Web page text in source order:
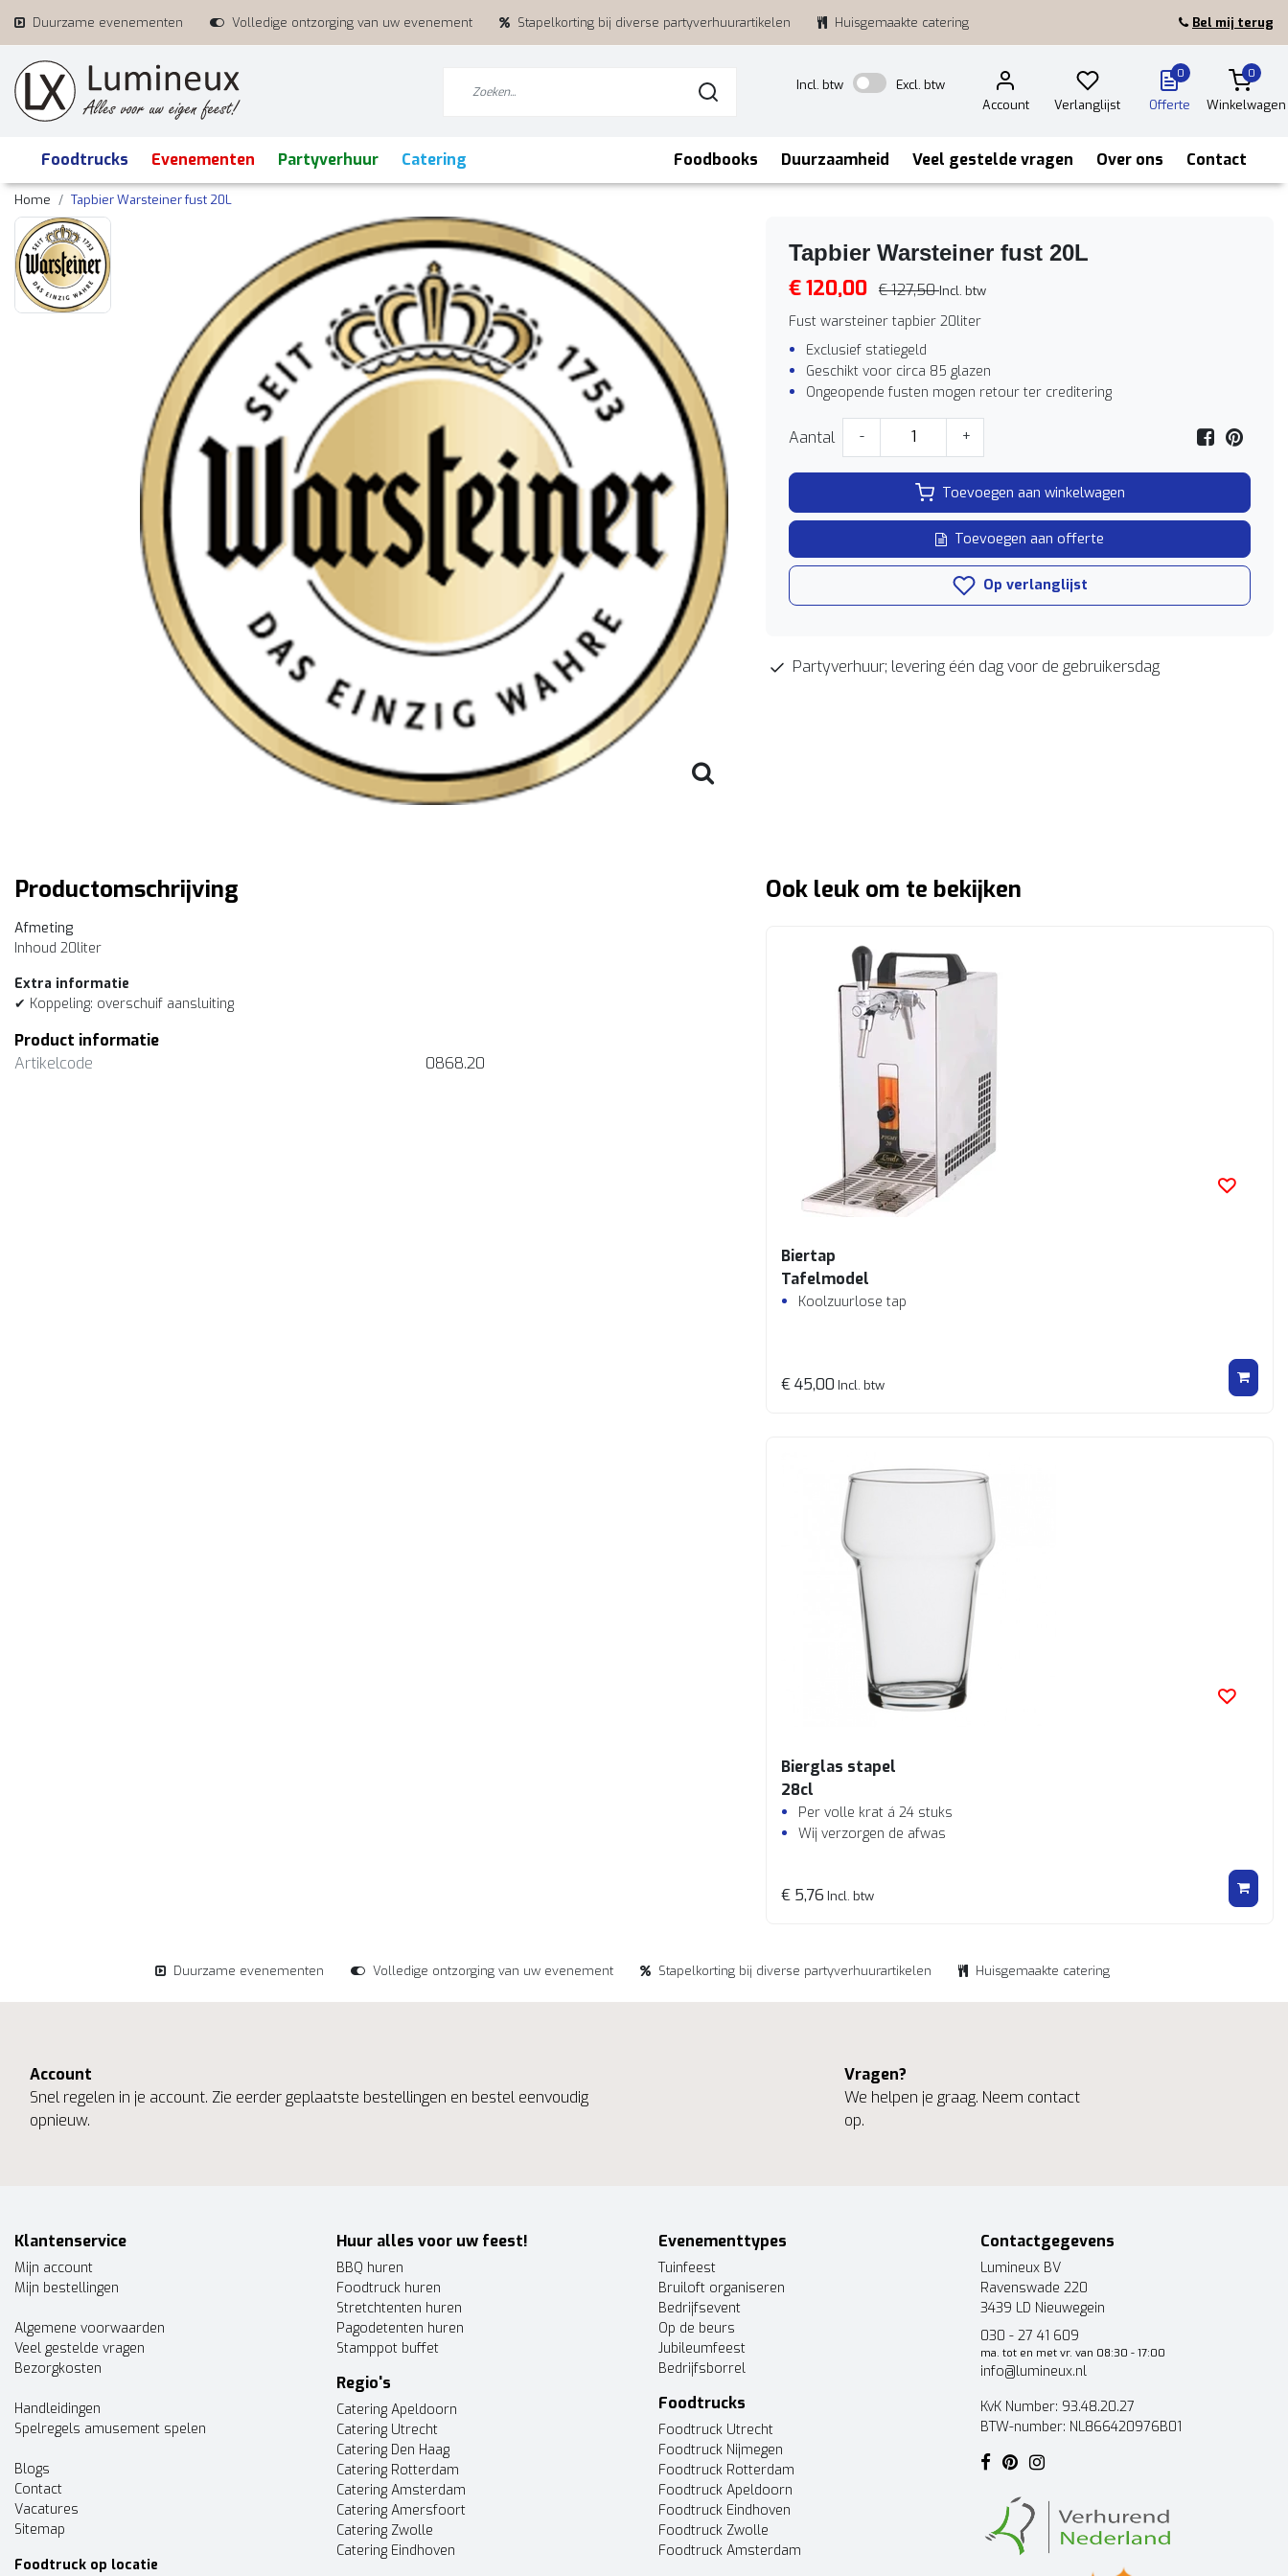
Duurzame evenementen Volledige ontzorging van uw evenement Stapelkorting bij diverse partyverhuurartikelen Huisgemaakte catering Bel mij terug
Incl. btw
Excl. btw
Account
Verlanglijst
0
Offerte
0
Winkelwagen
Foodtrucks Evenementen Partyverhuur Catering Foodbooks Duurzaamheid Veel gestelde vragen Over ons Contact
Home Tapbier Warsteiner fust 20L
Tapbier Warsteiner fust 20L
€ 120,00 € 127,50Incl. btw
Fust warsteiner tapbier 20liter
Exclusief statiegeld
Geschikt voor circa 85 glazen
Ongeopende fusten mogen retour ter creditering
Aantal - +
Toevoegen aan winkelwagen
Toevoegen aan offerte
Op verlanglijst
Partyverhuur; levering één dag voor de gebruikersdag
Productomschrijving
Afmeting
Inhoud 20liter
Extra informatie
✔ Koppeling: overschuif aansluiting
Product informatie
Artikelcode
0868.20
Ook leuk om te bekijken
Biertap
Tafelmodel
Koolzuurlose tap
€ 45,00 Incl. btw
Bierglas stapel
28cl
Per volle krat á 24 stuks
Wij verzorgen de afwas
€ 5,76 Incl. btw
Duurzame evenementen Volledige ontzorging van uw evenement Stapelkorting bij diverse partyverhuurartikelen Huisgemaakte catering
Account
Snel regelen in je account. Zie eerder geplaatste bestellingen en bestel eenvoudig
opnieuw.
Vragen?
We helpen je graag. Neem contact
op.
Klantenservice
Mijn account
Mijn bestellingen
Algemene voorwaarden
Veel gestelde vragen
Bezorgkosten
Handleidingen
Spelregels amusement spelen
Blogs
Contact
Vacatures
Sitemap
Foodtruck op locatie
Huur alles voor uw feest!
BBQ huren
Foodtruck huren
Stretchtenten huren
Pagodetenten huren
Stamppot buffet
Regio's
Catering Apeldoorn
Catering Utrecht
Catering Den Haag
Catering Rotterdam
Catering Amsterdam
Catering Amersfoort
Catering Zwolle
Catering Eindhoven
Evenementtypes
Tuinfeest
Bruiloft organiseren
Bedrijfsevent
Op de beurs
Jubileumfeest
Bedrijfsborrel
Foodtrucks
Foodtruck Utrecht
Foodtruck Nijmegen
Foodtruck Rotterdam
Foodtruck Apeldoorn
Foodtruck Eindhoven
Foodtruck Zwolle
Foodtruck Amsterdam
Contactgegevens
Lumineux BV
Ravenswade 220
3439 LD Nieuwegein
030 - 27 41 609
ma. tot en met vr. van 08:30 - 17:00
info@lumineux.nl
KvK Number: 93.48.20.27
BTW-number: NL866420976B01